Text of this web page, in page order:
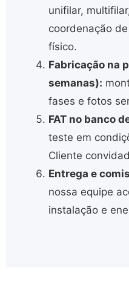
unifilar,
coordenação
físico.
Fabricação na
semanas):
fases e fotos
FAT no banco
teste em
Cliente
Entrega e
nossa equipe
instalação e